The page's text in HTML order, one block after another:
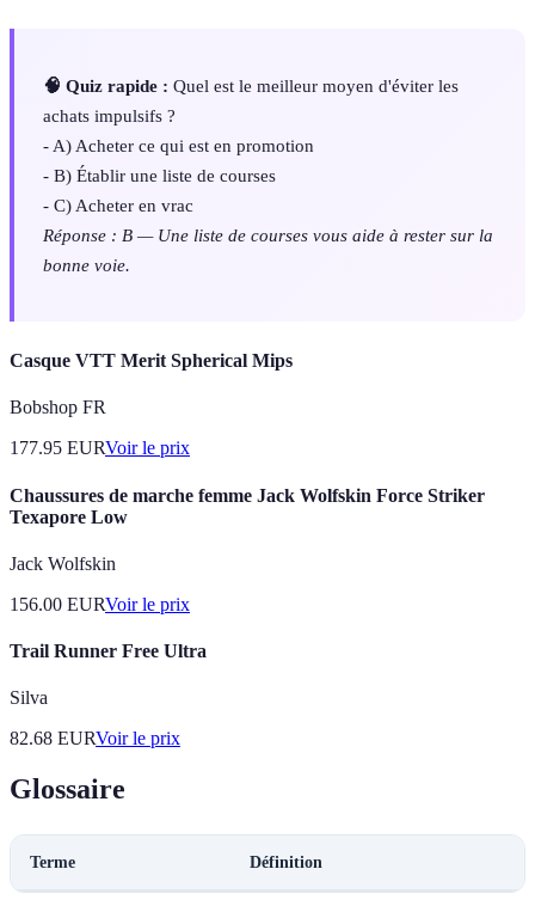
🧠 Quiz rapide : Quel est le meilleur moyen d'éviter les
achats impulsifs ?
- A) Acheter ce qui est en promotion
- B) Établir une liste de courses
- C) Acheter en vrac
Réponse : B — Une liste de courses vous aide à rester sur la
bonne voie.
Casque VTT Merit Spherical Mips
Bobshop FR
177.95 EURVoir le prix
Chaussures de marche femme Jack Wolfskin Force Striker
Texapore Low
Jack Wolfskin
156.00 EURVoir le prix
Trail Runner Free Ultra
Silva
82.68 EURVoir le prix
Glossaire
Terme Définition